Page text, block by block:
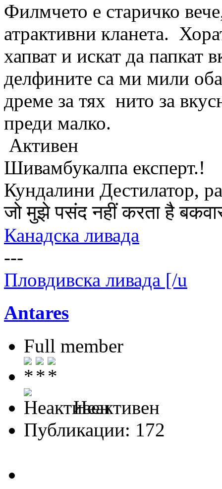
Филмчето е старичко
атрактивни кланета.
хапват и искат да
делфините са ми мили
дреме за тях нито за
преди малко.
Активен
Шивамбукалпа експерт.!
Кундалини Дестилатор,
जो मुझे पसंद नहीं करता है
Канадска ливада
---
Пловдивска ливада [/u
Antares
Full member
Неактивен
Публикации: 172